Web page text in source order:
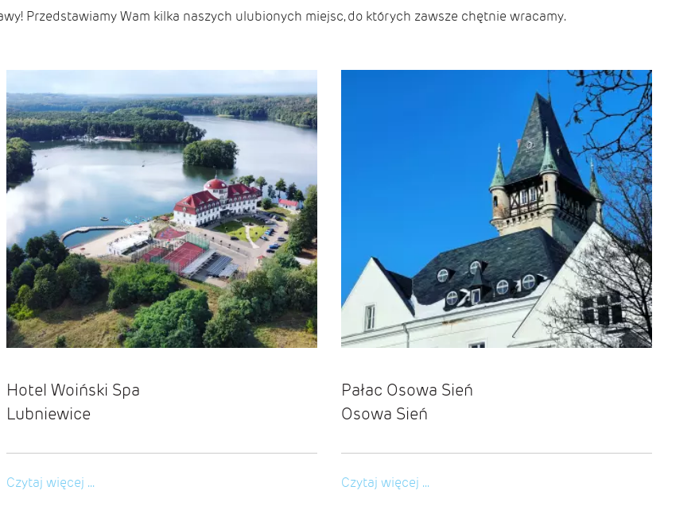
Przedstawiamy Wam kilka naszych ulubionych miejsc, do których zawsze chętnie wracamy.
Hotel Woiński Spa
Lubniewice
Czytaj więcej ...
Pałac Osowa Sień
Osowa Sień
Czytaj więcej ...